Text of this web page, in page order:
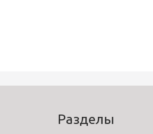
Разделы